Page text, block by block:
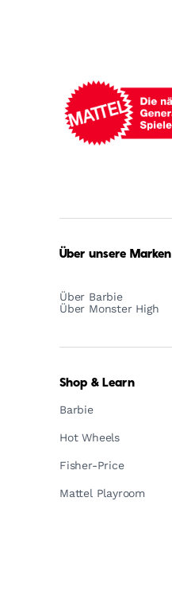
Through
Über unsere Marken
Über Barbie
Über Monster High
Shop & Learn
Barbie
Hot Wheels
Fisher-Price
Mattel Playroom